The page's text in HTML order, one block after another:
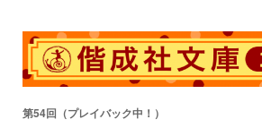
第54回（プレイバック中！）